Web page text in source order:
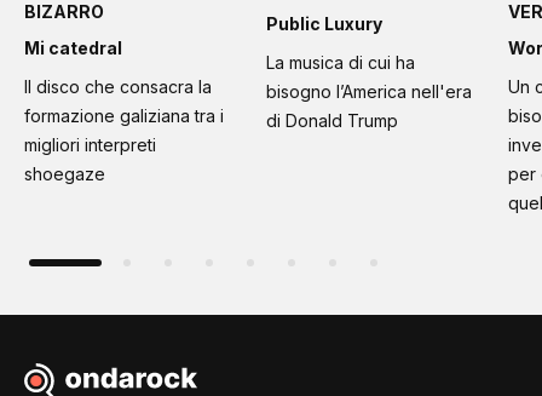
BIZARRO
Mi catedral
Il disco che consacra la
formazione galiziana tra i
migliori interpreti
shoegaze
Public Luxury
La musica di cui ha
bisogno l’America nell'era
di Donald Trump
Un
per